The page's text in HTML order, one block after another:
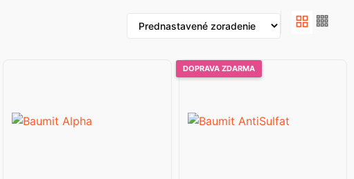
DOPRAVA ZDARMA